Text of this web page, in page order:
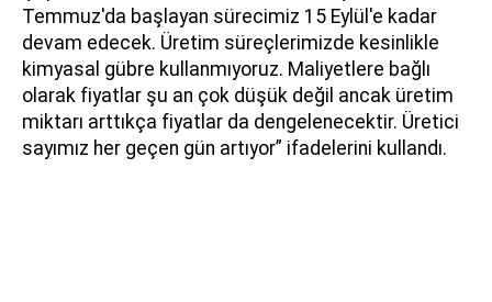
Temmuz'da başlayan sürecimiz 15 Eylül'e kadar
devam edecek. Üretim süreçlerimizde kesinlikle
kimyasal gübre kullanmıyoruz. Maliyetlere bağlı
olarak fiyatlar şu an çok düşük değil ancak üretim
miktarı arttıkça fiyatlar da dengelenecektir. Üretici
sayımız her geçen gün artıyor” ifadelerini kullandı.